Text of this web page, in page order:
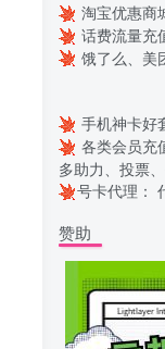
淘宝优惠商
话费流量充
饿了么、美
手机神卡好
各类会员充
多助力、投票、
号卡代理：
赞助